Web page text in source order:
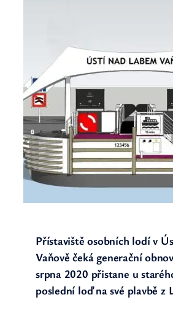
Přístaviště osobních lodí v
Vaňově čeká generační
srpna 2020 přistane u
poslední loď na své plavbě z